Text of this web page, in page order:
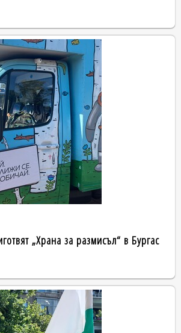
„Храна за размисъл“ в Бургас